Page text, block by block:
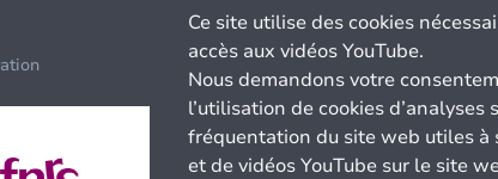
Ce site utilise des cookies
accès aux vidéos YouTube.
Nous demandons votre
l’utilisation de cookies d’analyses
fréquentation du site web utiles à
et de vidéos YouTube sur le site